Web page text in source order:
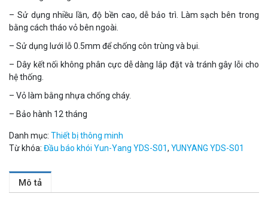
– Sử dụng nhiều lần, độ bền cao, dễ bảo trì. Làm sạch bên trong
bằng cách tháo vỏ bên ngoài.
– Sử dụng lưới lỗ 0.5mm để chống côn trùng và bụi.
– Dây kết nối không phân cực dễ dàng lắp đặt và tránh gây lỗi cho
hệ thống.
– Vỏ làm bằng nhựa chống cháy.
– Bảo hành 12 tháng
Danh mục: Thiết bị thông minh
Từ khóa: Đầu báo khói Yun-Yang YDS-S01, YUNYANG YDS-S01
Mô tả
Camera WiFi quay quét thông minh 2MP EZVIZ H8C